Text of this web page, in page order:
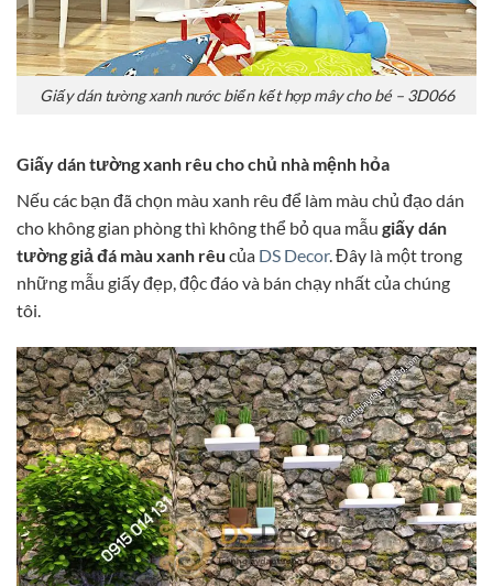
Giấy dán tường xanh nước biển kết hợp mây cho bé – 3D066
Giấy dán tường xanh rêu cho chủ nhà mệnh hỏa
Nếu các bạn đã chọn màu xanh rêu để làm màu chủ đạo dán
cho không gian phòng thì không thể bỏ qua mẫu giấy dán
tường giả đá màu xanh rêu của DS Decor. Đây là một trong
những mẫu giấy đẹp, độc đáo và bán chạy nhất của chúng
tôi.